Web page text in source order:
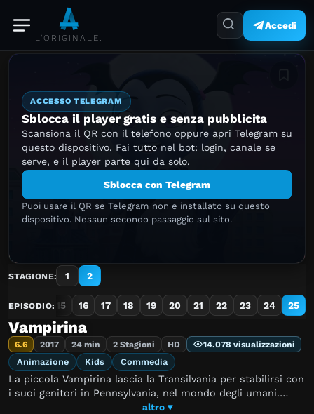
L'ORIGINALE.
Accedi
ACCESSO TELEGRAM
Sblocca il player gratis e senza pubblicita
Scansiona il QR con il telefono oppure apri Telegram su
questo dispositivo. Fai tutto nel bot: login, canale se
serve, e il player parte qui da solo.
Sblocca con Telegram
Puoi usare il QR se Telegram non e installato su questo
dispositivo. Nessun secondo passaggio sul sito.
STAGIONE: 1 2
EPISODIO:
13 14 15 16 17 18 19 20 21 22 23 24 25
Vampirina
6.6 2017 24 min 2 Stagioni HD 14.078 visualizzazioni
Animazione Kids Commedia
La piccola Vampirina lascia la Transilvania per stabilirsi con
i suoi genitori in Pennsylvania, nel mondo degli umani.
altro ▾